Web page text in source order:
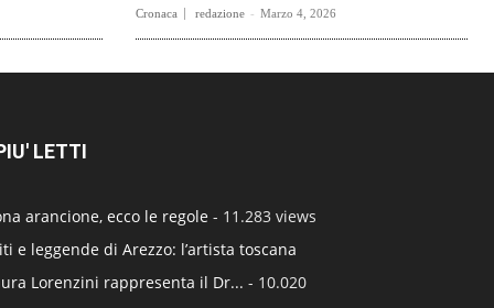
Cronaca redazione - Marzo 4, 2026
LETTI
arancione, ecco le regole - 11.283 views
e leggende di Arezzo: l’artista toscana
Lorenzini rappresenta il Dr... - 10.020